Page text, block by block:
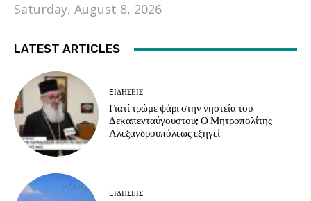
Saturday, August 8, 2026
LATEST ARTICLES
EΙΔΗΣΕΙΣ
Γιατί τρώμε ψάρι στην νηστεία του
Δεκαπενταύγουστου; Ο Μητροπολίτης
Αλεξανδρουπόλεως εξηγεί
EΙΔΗΣΕΙΣ